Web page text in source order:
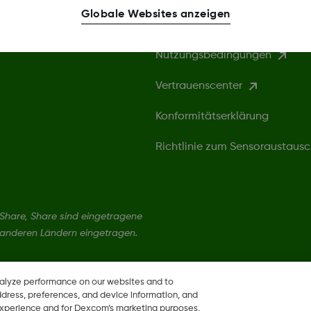
Nutzungsbedingungen
Vertrauenscenter
Konformitätserklärung
Richtlinie zum
Share sind eingetragene
Ländern eingetragen.
performance on our websites and to
preferences, and device information, and
and for Dexcom’s marketing purposes,
Globale Websites anzeigen